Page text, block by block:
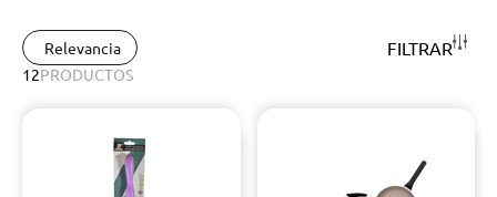
Relevancia FILTRAR
12PRODUCTOS